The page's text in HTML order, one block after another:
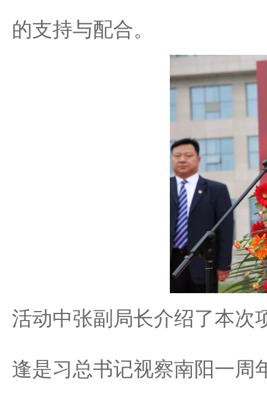
的支持与配合。
活动中张副局长介绍了本次
逢是习总书记视察南阳一周